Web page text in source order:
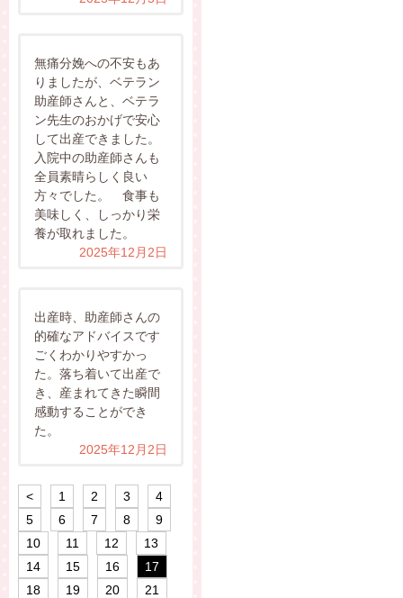
無痛分娩への不安もあ
りましたが、ベテラン
助産師さんと、ベテラ
ン先生のおかげで安心
して出産できました。
入院中の助産師さんも
全員素晴らしく良い
方々でした。 食事も
美味しく、しっかり栄
養が取れました。
2025年12月2日
出産時、助産師さんの
的確なアドバイスです
ごくわかりやすかっ
た。落ち着いて出産で
き、産まれてきた瞬間
感動することができ
た。
2025年12月2日
< 1 2 3
4
5
6 7 8
9
10
11 12
13
14
15 16
17
18
19 20
21